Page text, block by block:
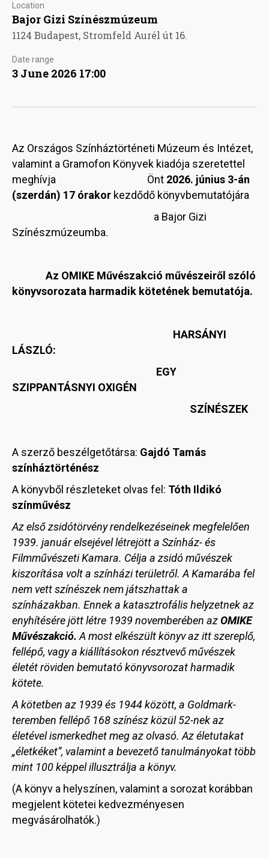
Location
Bajor Gizi Színészmúzeum
1124 Budapest, Stromfeld Aurél út 16.
Date range
3 June 2026 17:00
Az Országos Színháztörténeti Múzeum és Intézet,
valamint a Gramofon Könyvek kiadója szeretettel
meghívja Önt 2026. június 3-án
(szerdán) 17 órakor kezdődő könyvbemutatójára
a Bajor Gizi
Színészmúzeumba.
Az OMIKE Művészakció művészeiről szóló
könyvsorozata harmadik kötetének bemutatója.
HARSÁNYI
LÁSZLÓ:
EGY
SZIPPANTÁSNYI OXIGÉN
SZÍNÉSZEK
A szerző beszélgetőtársa: Gajdó Tamás
színháztörténész
A könyvből részleteket olvas fel: Tóth Ildikó
színművész
Az első zsidótörvény rendelkezéseinek megfelelően
1939. január elsejével létrejött a Színház- és
Filmművészeti Kamara. Célja a zsidó művészek
kiszorítása volt a színházi területről. A Kamarába fel
nem vett színészek nem játszhattak a
színházakban. Ennek a katasztrofális helyzetnek az
enyhítésére jött létre 1939 novemberében azOMIKE
Művészakció.A most elkészült könyv az itt szereplő,
fellépő, vagy a kiállításokon résztvevő művészek
életét röviden bemutató könyvsorozat harmadik
kötete.
A kötetben az 1939 és 1944 között, a Goldmark-
teremben fellépő 168 színész közül 52-nek az
életével ismerkedhet meg az olvasó. Az életutakat
„életkéket”, valamint a bevezető tanulmányokat több
mint 100 képpel illusztrálja a könyv.
(A könyv a helyszínen, valamint a sorozat korábban
megjelent kötetei kedvezményesen
megvásárolhatók.)